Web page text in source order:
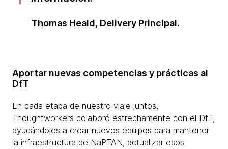
Thomas Heald, Delivery Principal.
Aportar nuevas competencias y prácticas al
DfT
En cada etapa de nuestro viaje juntos,
Thoughtworkers colaboró estrechamente con el DfT,
ayudándoles a crear nuevos equipos para mantener
la infraestructura de NaPTAN, actualizar esos